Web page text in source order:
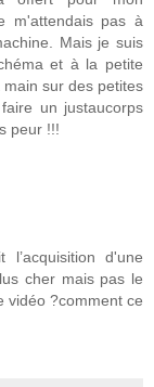
m'attendais pas à
Mais je suis
et à la petite
sur des petites
un justaucorps
peur !!!
d'une
cher mais pas le
vidéo ?comment ce